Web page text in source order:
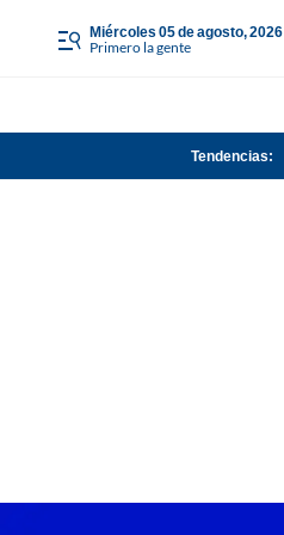
miércoles 05 de agosto, 2026
Primero la gente
Tendencias: